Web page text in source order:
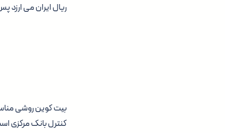
ریال ایران می ارزد
بیت کوین روشی
کنترل بانک مرکزی